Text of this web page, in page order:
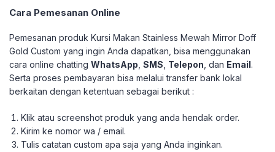
Cara Pemesanan Online
Pemesanan produk Kursi Makan Stainless Mewah Mirror Doff
Gold Custom yang ingin Anda dapatkan, bisa menggunakan
cara online chatting WhatsApp SMS Telepon , dan Email.
Serta proses pembayaran bisa melalui transfer bank lokal
berkaitan dengan ketentuan sebagai berikut :
Klik atau screenshot produk yang anda hendak order.
Kirim ke nomor wa / email.
Tulis catatan custom apa saja yang Anda inginkan.